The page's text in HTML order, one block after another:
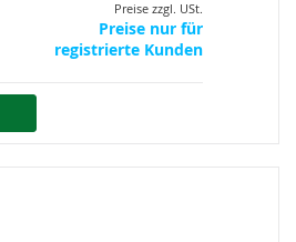
Preise zzgl. USt.
Preise nur für
registrierte Kunden